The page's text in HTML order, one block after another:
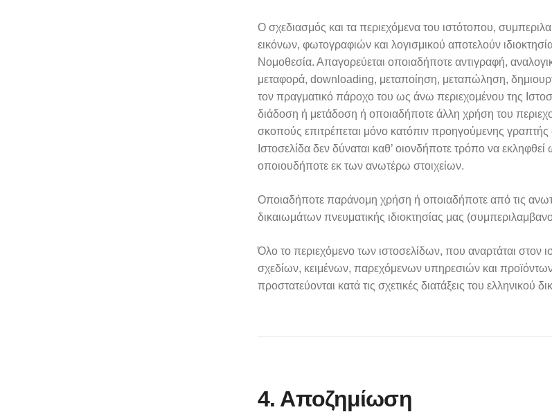
Ο σχεδιασμός και τα περιεχόμενα του ιστότοπου,
εικόνων, φωτογραφιών και λογισμικού αποτελούν
Νομοθεσία. Απαγορεύεται οποιαδήποτε αντιγραφή,
μεταφορά, downloading, μεταποίηση, μεταπώληση,
τον πραγματικό πάροχο του ως άνω περιεχομένου της
διάδοση ή μετάδοση ή οποιαδήποτε άλλη χρήση του
σκοπούς επιτρέπεται μόνο κατόπιν προηγούμενης
Ιστοσελίδα δεν δύναται καθ’ οιονδήποτε τρόπο να
οποιουδήποτε εκ των ανωτέρω στοιχείων.
Οποιαδήποτε παράνομη χρήση ή οποιαδήποτε από τις
δικαιωμάτων πνευματικής ιδιοκτησίας μας
Όλο το περιεχόμενο των ιστοσελίδων, που αναρτάται
σχεδίων, κειμένων, παρεχόμενων υπηρεσιών και
προστατεύονται κατά τις σχετικές διατάξεις του
4. Αποζημίωση